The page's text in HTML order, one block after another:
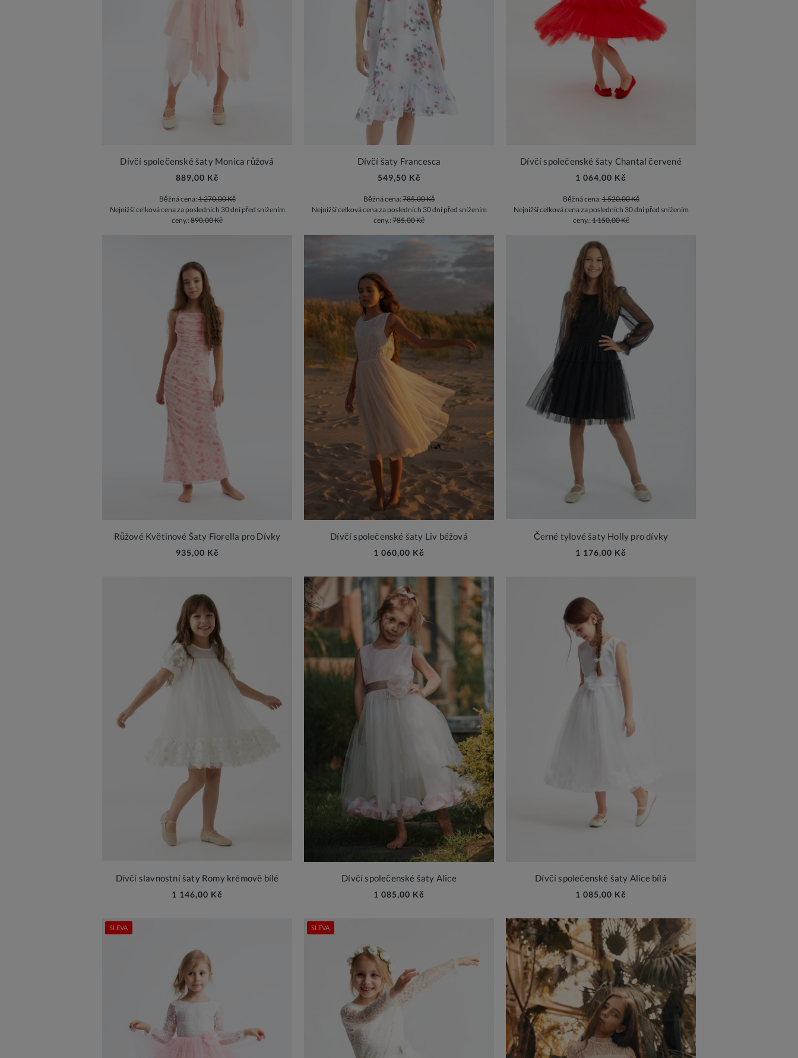
Dívčí společenské šaty Monica růžová
889,00 Kč
Běžná cena:1 270,00 Kč
Nejnižší celková cena za posledních 30 dní před snížením
ceny.: 890,00 Kč
Dívčí šaty Francesca
549,50 Kč
Běžná cena: 785,00 Kč
Nejnižší celková cena za posledních 30 dní před snížením
ceny.: 785,00 Kč
Dívčí společenské šaty Chantal červené
1 064,00 Kč
Běžná cena:1 520,00 Kč
Nejnižší celková cena za posledních 30 dní před snížením
ceny.:1 150,00 Kč
Růžové Květinové Šaty Fiorella pro Dívky
935,00 Kč
Dívčí společenské šaty Liv béžová
1 060,00 Kč
Černé tylové šaty Holly pro dívky
1 176,00 Kč
Dívčí slavnostní šaty Romy krémově bílé
1 146,00 Kč
Dívčí společenské šaty Alice
1 085,00 Kč
Dívčí společenské šaty Alice bílá
1 085,00 Kč
SLEVA SLEVA